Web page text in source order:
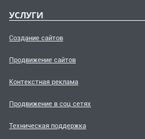
УСЛУГИ
Создание сайтов
Продвижение сайтов
Контекстная реклама
Продвижение в соц сетях
Техническая поддержка